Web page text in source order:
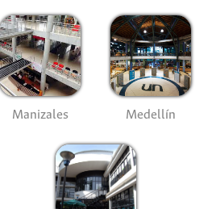
Manizales Medellín